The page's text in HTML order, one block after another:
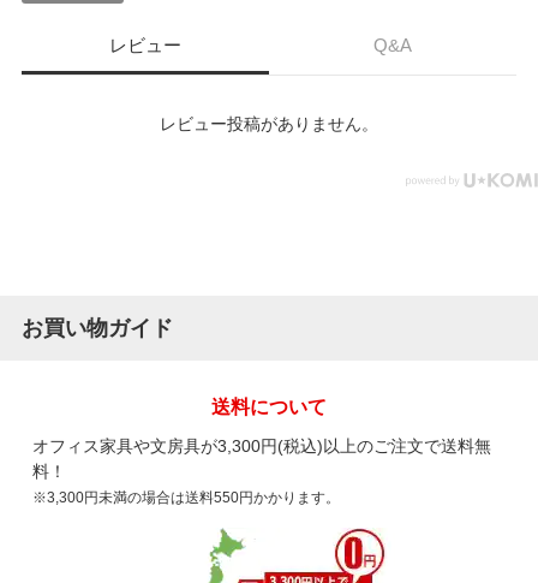
レビュー Q&A
レビュー投稿がありません。
お買い物ガイド
送料について
オフィス家具や文房具が3,300円(税込)以上のご注文で送料無
料！
※3,300円未満の場合は送料550円かかります。